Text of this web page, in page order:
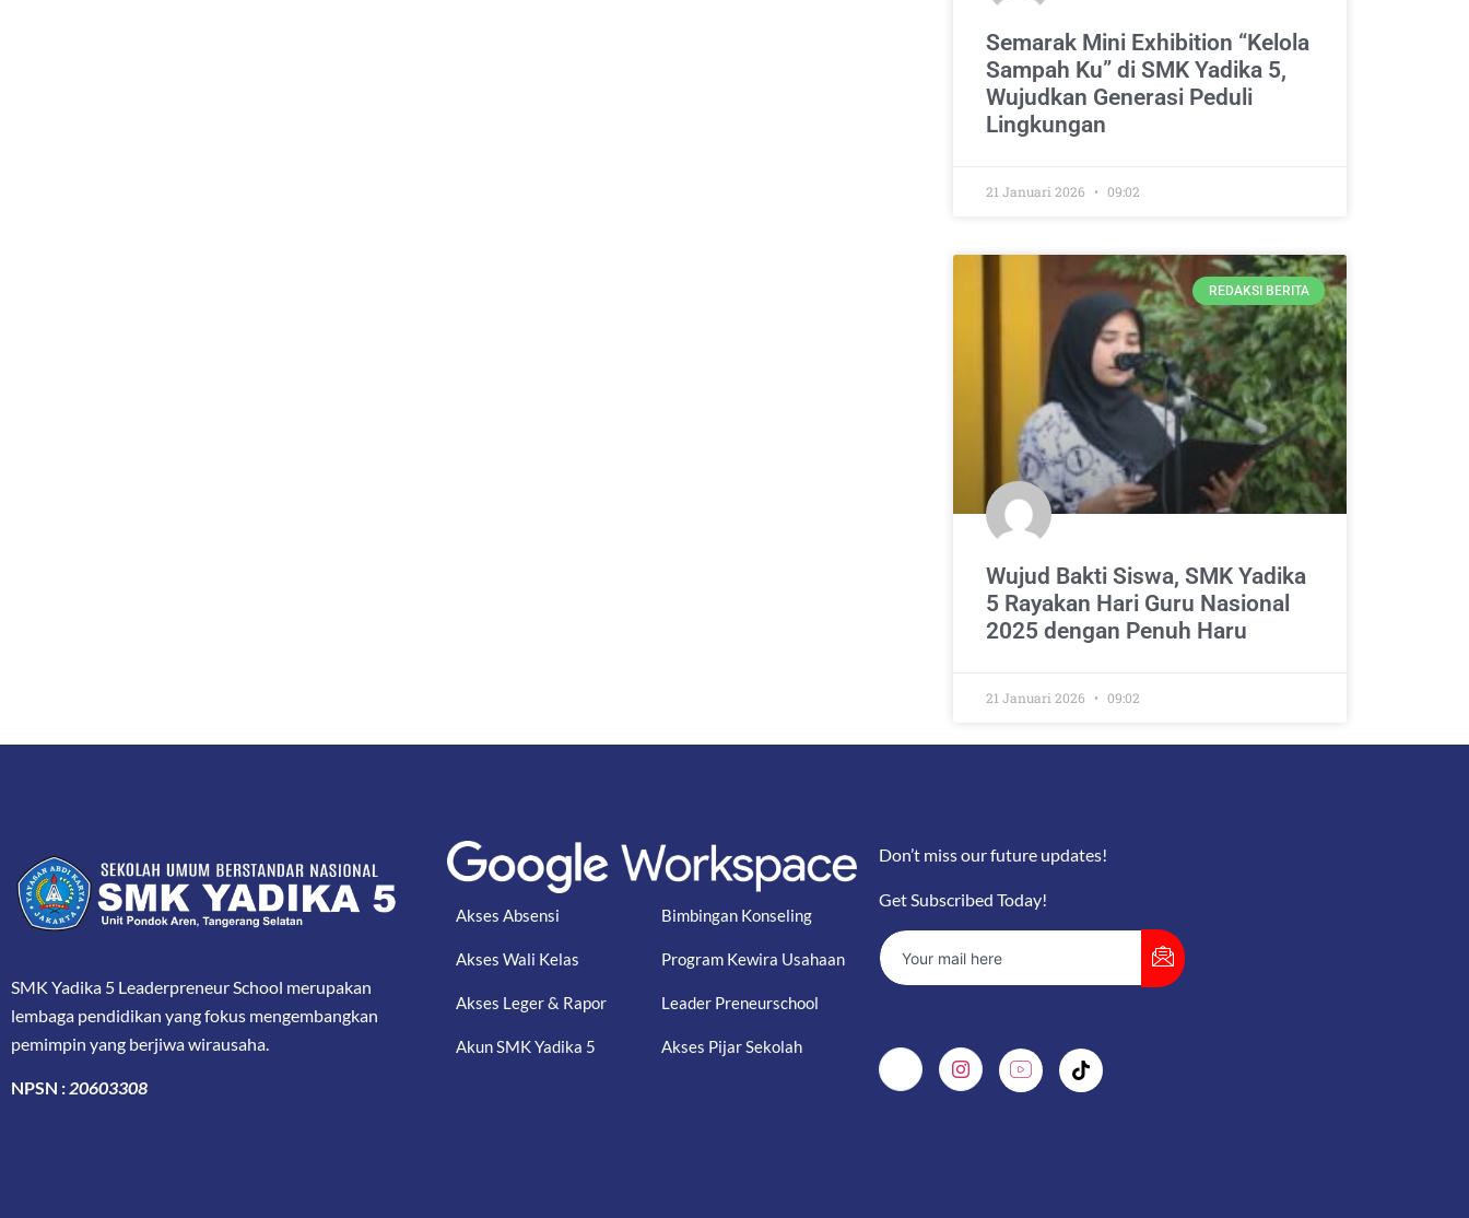
Semarak Mini Exhibition “Kelola
Sampah Ku” di SMK Yadika 5,
Wujudkan Generasi Peduli
Lingkungan
21 Januari 2026 09:02
REDAKSI BERITA
Wujud Bakti Siswa, SMK Yadika
5 Rayakan Hari Guru Nasional
2025 dengan Penuh Haru
21 Januari 2026 09:02
SMK Yadika 5 Leaderpreneur School merupakan
lembaga pendidikan yang fokus mengembangkan
pemimpin yang berjiwa wirausaha.
NPSN :20603308
Akses Absensi
Akses Wali Kelas
Akses Leger & Rapor
Akun SMK Yadika 5
Bimbingan Konseling
Program Kewira Usahaan
Leader Preneurschool
Akses Pijar Sekolah
Don’t miss our future updates!
Get Subscribed Today!